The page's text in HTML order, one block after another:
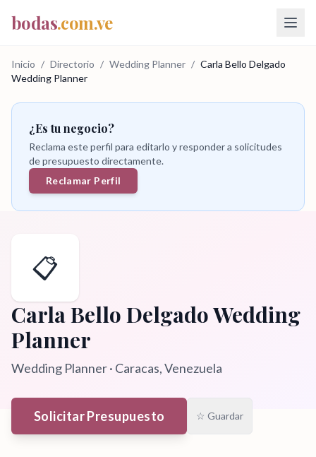
bodas.com.ve
Inicio / Directorio / Wedding Planner / Carla Bello Delgado
Wedding Planner
¿Es tu negocio?
Reclama este perfil para editarlo y responder a solicitudes
de presupuesto directamente.
Reclamar Perfil
📋
Carla Bello Delgado Wedding
Planner
Wedding Planner· Caracas, Venezuela
Solicitar Presupuesto ☆ Guardar